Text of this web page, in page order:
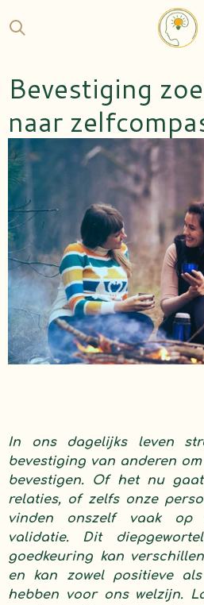
direct
hoofdinhoud
Bevestiging
naar
In ons dagelijks leven
bevestiging van anderen
bevestigen. Of het nu
relaties, of zelfs onze
vinden onszelf vaak op
validatie. Dit
goedkeuring kan
en kan zowel positieve
hebben voor ons welzijn.